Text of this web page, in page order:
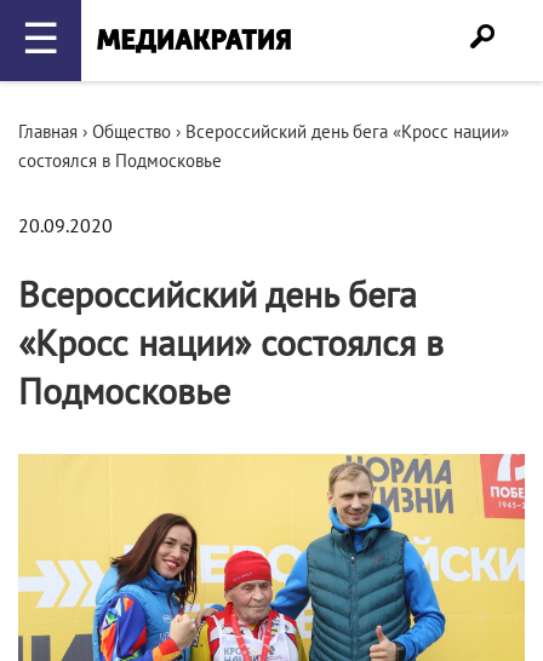
☰
Главная › Общество › Всероссийский день бега «Кросс нации»
состоялся в Подмосковье
20.09.2020
Всероссийский день бега
«Кросс нации» состоялся в
Подмосковье